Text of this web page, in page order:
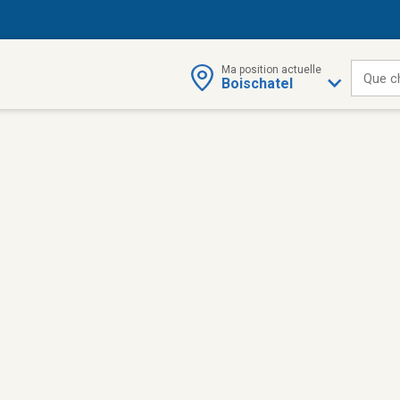
Ma position actuelle
Boischatel Que